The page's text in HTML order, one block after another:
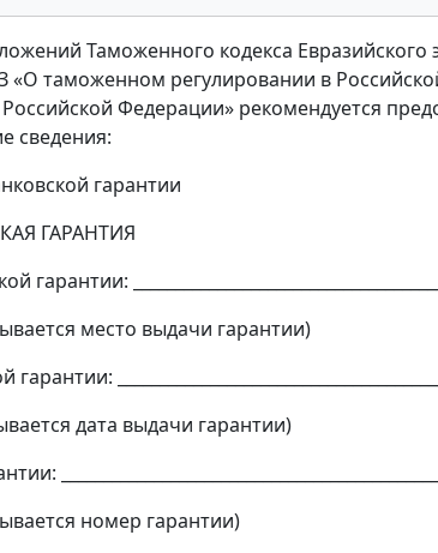
Таможенного кодекса
«О таможенном регулировании в
Федерации» рекомендуется
сведения:
гарантии
выдачи гарантии)
выдачи гарантии)
______________________________________________
гарантии)